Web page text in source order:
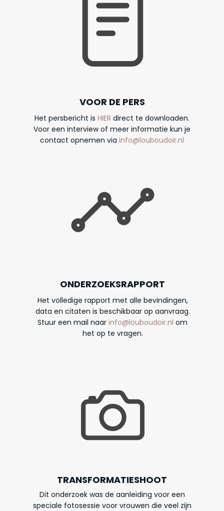
VOOR DE PERS
Het persbericht is HIER direct te downloaden.
Voor een interview of meer informatie kun je
contact opnemen via info@louboudoir.nl
ONDERZOEKSRAPPORT
Het volledige rapport met alle bevindingen,
data en citaten is beschikbaar op aanvraag.
Stuur een mail naar info@louboudoir.nl om
het op te vragen.
TRANSFORMATIESHOOT
Dit onderzoek was de aanleiding voor een
speciale fotosessie voor vrouwen die veel zijn